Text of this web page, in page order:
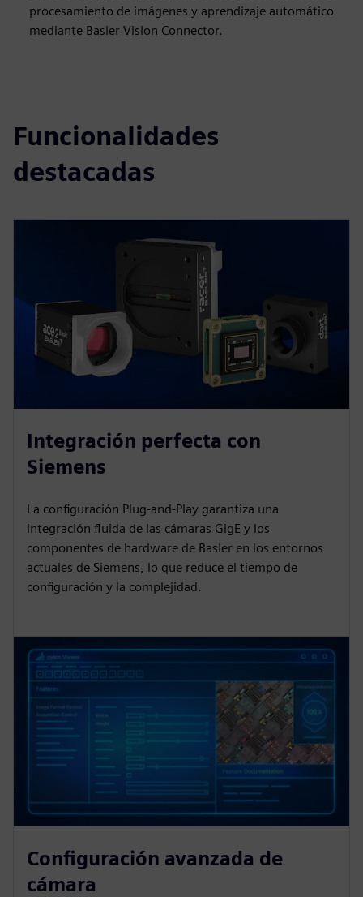
procesamiento de imágenes y aprendizaje automático
mediante Basler Vision Connector.
Funcionalidades
destacadas
Integración perfecta con
Siemens
La configuración Plug-and-Play garantiza una
integración fluida de las cámaras GigE y los
componentes de hardware de Basler en los entornos
actuales de Siemens, lo que reduce el tiempo de
configuración y la complejidad.
Configuración avanzada de
cámara